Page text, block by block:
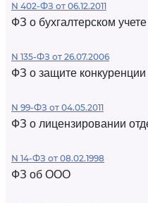
N 402-ФЗ от 06.12.2011
ФЗ о бухгалтерском учете
N 135-ФЗ от 26.07.2006
ФЗ о защите конкуренции
N 99-ФЗ от 04.05.2011
ФЗ о лицензировании
N 14-ФЗ от 08.02.1998
ФЗ об ООО